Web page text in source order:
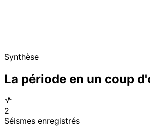
Synthèse
La période en un coup
2
Séismes enregistrés